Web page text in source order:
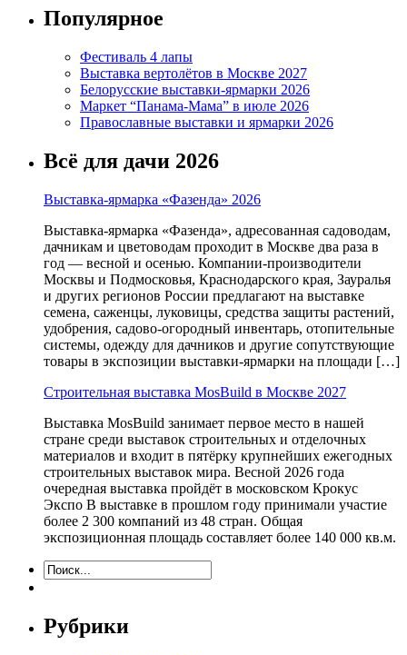
Популярное
Фестиваль 4 лапы
Выставка вертолётов в Москве 2027
Белорусские выставки-ярмарки 2026
Маркет “Панама-Мама” в июле 2026
Православные выставки и ярмарки 2026
Всё для дачи 2026
Выставка-ярмарка «Фазенда» 2026
Выставка-ярмарка «Фазенда», адресованная садоводам,
дачникам и цветоводам проходит в Москве два раза в
год — весной и осенью. Компании-производители
Москвы и Подмосковья, Краснодарского края, Зауралья
и других регионов России предлагают на выставке
семена, саженцы, луковицы, средства защиты растений,
удобрения, садово-огородный инвентарь, отопительные
системы, одежду для дачников и другие сопутствующие
товары в экспозиции выставки-ярмарки на площади […]
Строительная выставка MosBuild в Москве 2027
Выставка MosBuild занимает первое место в нашей
стране среди выставок строительных и отделочных
материалов и входит в пятёрку крупнейших ежегодных
строительных выставок мира. Весной 2026 года
очередная выставка пройдёт в московском Крокус
Экспо В выставке в прошлом году принимали участие
более 2 300 компаний из 48 стран. Общая
экспозиционная площадь составляет более 140 000 кв.м.
Рубрики